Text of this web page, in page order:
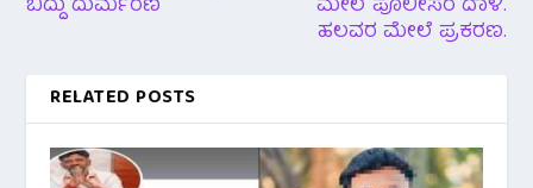
ಹಲವರ ಮೇಲೆ ಪ್ರಕರಣ.
RELATED POSTS